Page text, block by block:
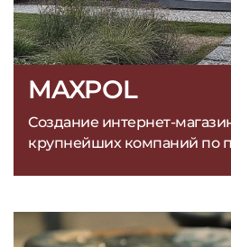
MAXPOL
Создание интернет-
крупнейших компаний по